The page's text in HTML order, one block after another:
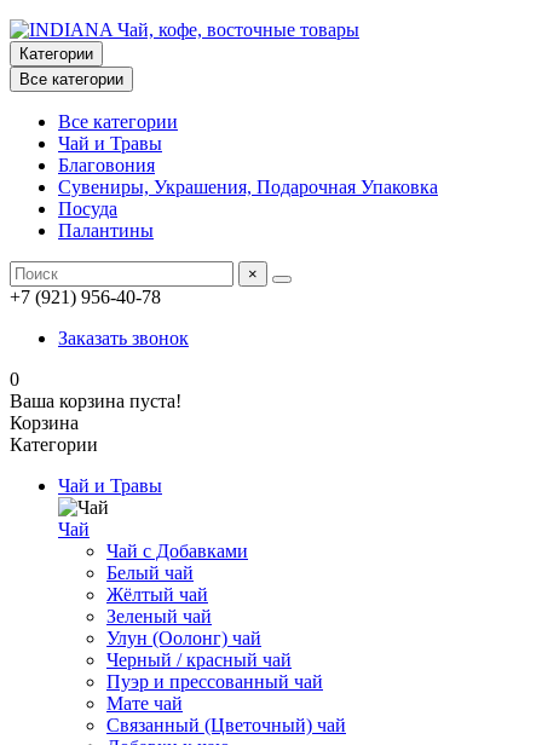
Категории
Все категории
Все категории
Чай и Травы
Благовония
Сувениры, Украшения, Подарочная Упаковка
Посуда
Палантины
×
+7 (921) 956-40-78
Заказать звонок
0
Ваша корзина пуста!
Корзина
Категории
Чай и Травы
Чай
Чай с Добавками
Белый чай
Жёлтый чай
Зеленый чай
Улун (Оолонг) чай
Черный / красный чай
Пуэр и прессованный чай
Мате чай
Связанный (Цветочный) чай